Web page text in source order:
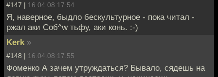
#147 | 16.04.08 17:54
Я, наверное, быдло бескультурное - пока читал -
ржал аки Соб^w тьфу, аки конь. :-)
Kerk »
#148 | 16.04.08 17:55
Фоменко А зачем утруждаться? Бывало, сядешь на